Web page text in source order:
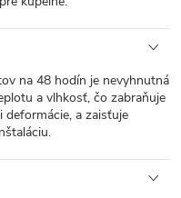
na 48 hodín je nevyhnutná
a vlhkosť, čo zabraňuje
a zaisťuje